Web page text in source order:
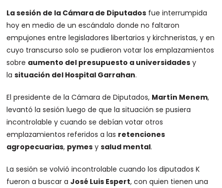
La sesión de la Cámara de Diputados fue interrumpida
hoy en medio de un escándalo donde no faltaron
empujones entre legisladores libertarios y kirchneristas, y en
cuyo transcurso solo se pudieron votar los emplazamientos
sobre aumento del presupuesto a universidades y
lasituación del Hospital Garrahan.
El presidente de la Cámara de Diputados, Martín Menem,
levantó la sesión luego de que la situación se pusiera
incontrolable y cuando se debían votar otros
emplazamientos referidos a las retenciones
agropecuarias, pymes ysalud mental.
La sesión se volvió incontrolable cuando los diputados K
fueron a buscar aJosé Luis Espert, con quien tienen una